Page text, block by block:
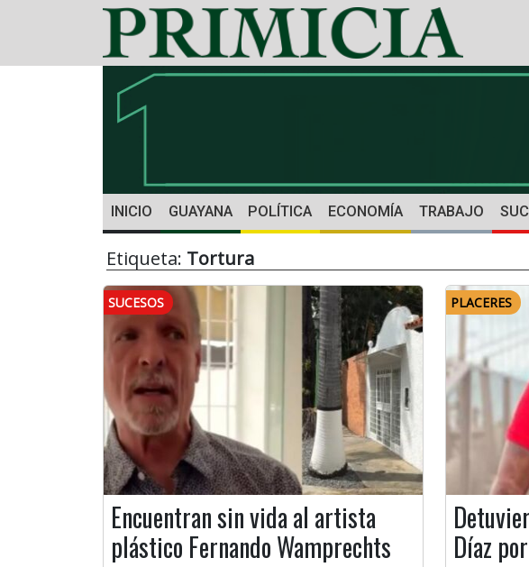
INICIO GUAYANA POLÍTICA ECONOMÍA TRABAJO
Etiqueta: Tortura
SUCESOS
Encuentran sin vida al artista
plástico Fernando Wamprechts
PLACERES
Díaz